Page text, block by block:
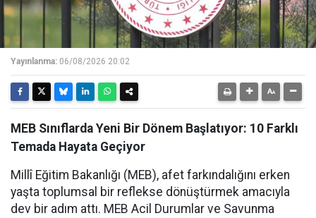
Yayınlanma: 06/08/2026 20:02
MEB Sınıflarda Yeni Bir Dönem Başlatıyor: 10 Farklı
Temada Hayata Geçiyor
Millî Eğitim Bakanlığı (MEB), afet farkındalığını erken
yaşta toplumsal bir reflekse dönüştürmek amacıyla
dev bir adım attı. MEB Acil Durumlar ve Savunma